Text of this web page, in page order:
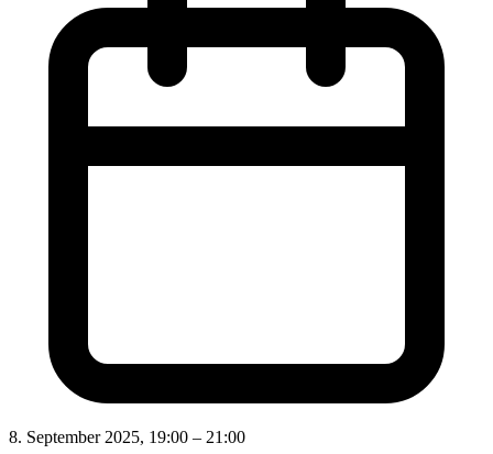
8. September 2025, 19:00 – 21:00